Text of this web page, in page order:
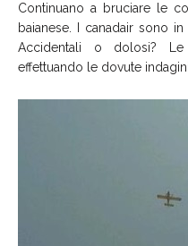
Continuano a bruciare le
baianese. I canadair sono
Accidentali o dolosi?
effettuando le dovute